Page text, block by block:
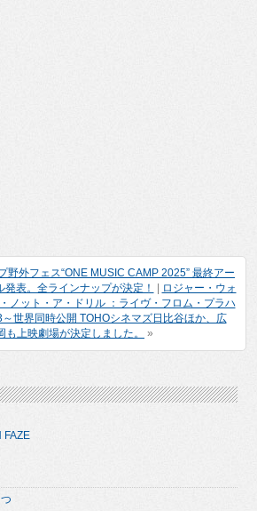
野外フェス“ONE MUSIC CAMP 2025” 最終アー
表。全ラインナップが決定！
ロジャー・ウォ
ノット・ア・ドリル ：ライヴ・フロム・プラハ
世界同時公開 TOHOシネマズ日比谷ほか、広
も上映劇場が決定しました。
»
FAZE